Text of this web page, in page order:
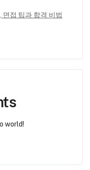
면접 팁과 합격 비법
world!